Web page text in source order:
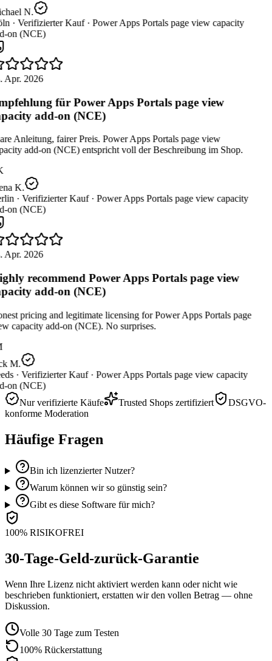
N.
· Verifizierter Kauf · Power Apps Portals page view capacity
on (NCE)
Apr. 2026
für Power Apps Portals page view
add-on (NCE)
Anleitung, fairer Preis. Power Apps Portals page view
add-on (NCE) entspricht voll der Beschreibung im Shop.
K.
· Verifizierter Kauf · Power Apps Portals page view capacity
on (NCE)
Apr. 2026
recommend Power Apps Portals page view
add-on (NCE)
pricing and legitimate licensing for Power Apps Portals page
capacity add-on (NCE). No surprises.
M.
· Verifizierter Kauf · Power Apps Portals page view capacity
on (NCE)
Nur verifizierte Käufe
Trusted Shops zertifiziert
DSGVO-
konforme Moderation
Häufige Fragen
Bin ich lizenzierter Nutzer?
Warum können wir so günstig sein?
Gibt es diese Software für mich?
100% RISIKOFREI
30-Tage-Geld-zurück-Garantie
Wenn Ihre Lizenz nicht aktiviert werden kann oder nicht wie
beschrieben funktioniert, erstatten wir den vollen Betrag — ohne
Diskussion.
Volle 30 Tage zum Testen
100% Rückerstattung